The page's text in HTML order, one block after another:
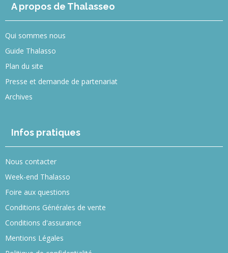
A propos de Thalasseo
Qui sommes nous
Guide Thalasso
Plan du site
Presse et demande de partenariat
Archives
Infos pratiques
Nous contacter
Week-end Thalasso
Foire aux questions
Conditions Générales de vente
Conditions d'assurance
Mentions Légales